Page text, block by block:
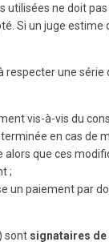
utilisées ne doit
Si un juge estime
une série
vis-à-vis du
en cas de
que ces
;
un paiement par
sont signataires de